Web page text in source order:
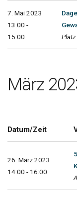
7. Mai 2023
13:00 -
15:00
Platz
März
Datum/Zeit
26. März 2023
14:00 - 16:00